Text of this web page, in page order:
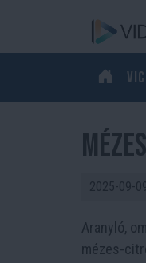
2025-09-
Aranyló,
mézes-